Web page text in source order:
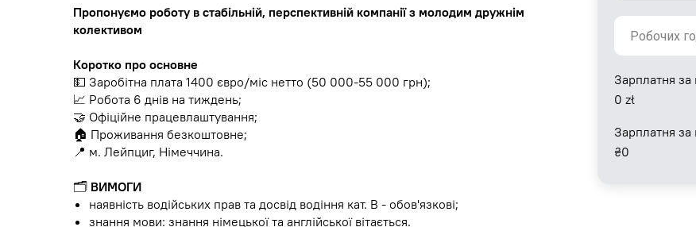
Зарплатня за
0 zł
Зарплатня за
₴0
Пропонуємо роботу в стабільній, перспективній компанії з молодим дружнім
колективом
Коротко про основне
💵 Заробітна плата 1400 євро/міс нетто (50 000-55 000 грн);
📈 Робота 6 днів на тиждень;
🤝 Офіційне працевлаштування;
🏠 Проживання безкоштовне;
📍 м. Лейпциг, Німеччина.
🗂 ВИМОГИ
наявність водійських прав та досвід водіння кат. В - обов'язкові;
знання мови: знання німецької та англійської вітається.